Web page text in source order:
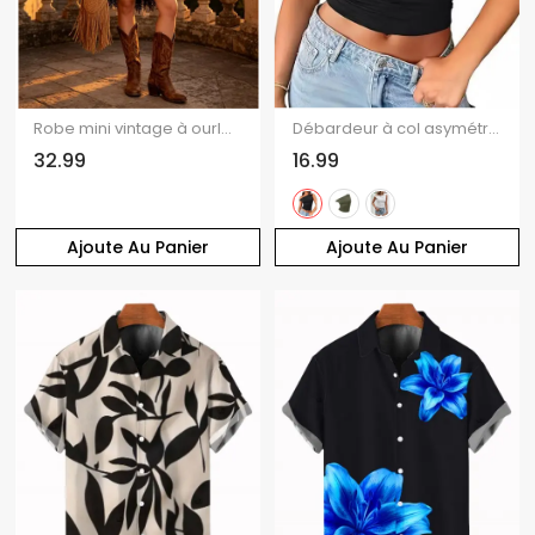
Ajoute Au Panier
Robe mini vintage à ourlet asymétrique et découpe festonnée
32.99
Ajoute Au Panier
Débardeur à col asymétrique, couleur unie, froncé, style décontracté
16.99